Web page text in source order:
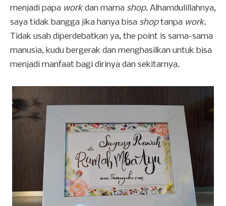
menjadi papa workdan mama shop. Alhamdulillahnya,
saya tidak bangga jika hanya bisa shoptanpa work.
Tidak usah diperdebatkan ya, the point is sama-sama
manusia, kudu bergerak dan menghasilkan untuk bisa
menjadi manfaat bagi dirinya dan sekitarnya.